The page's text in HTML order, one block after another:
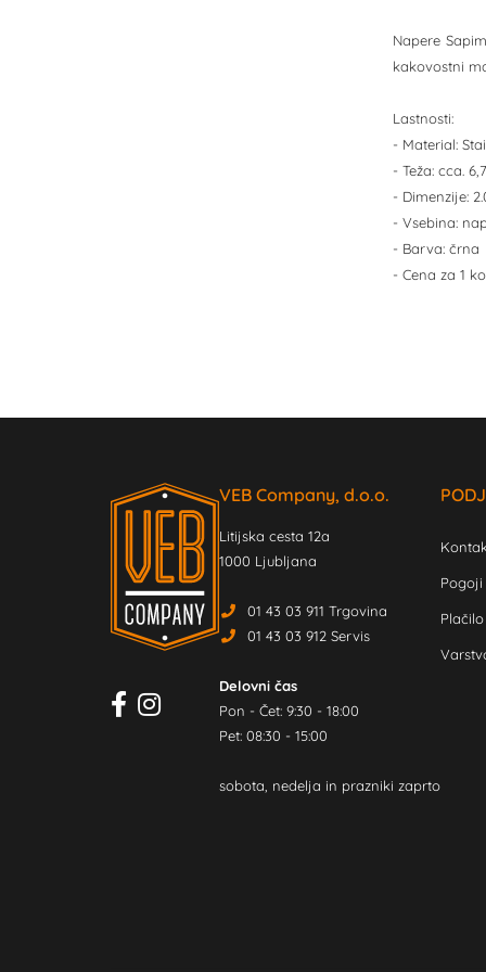
Napere
kakovostni
Lastnosti:
- Material:
- Teža: cca.
- Dimenzije:
- Vsebina:
- Barva: črna
- Cena za 1
VEB Company, d.o.o.
Litijska cesta 12a
1000 Ljubljana
01 43 03 911 Trgovina
01 43 03 912 Servis
Delovni čas
Pon - Čet: 9:30 - 18:00
Pet: 08:30 - 15:00
sobota, nedelja in prazniki zaprto